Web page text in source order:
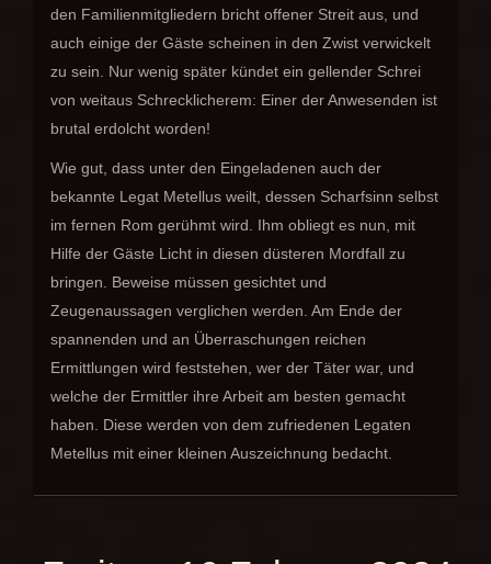
den Familienmitgliedern bricht offener Streit aus, und
auch einige der Gäste scheinen in den Zwist verwickelt
zu sein. Nur wenig später kündet ein gellender Schrei
von weitaus Schrecklicherem: Einer der Anwesenden ist
brutal erdolcht worden!
Wie gut, dass unter den Eingeladenen auch der
bekannte Legat Metellus weilt, dessen Scharfsinn selbst
im fernen Rom gerühmt wird. Ihm obliegt es nun, mit
Hilfe der Gäste Licht in diesen düsteren Mordfall zu
bringen. Beweise müssen gesichtet und
Zeugenaussagen verglichen werden. Am Ende der
spannenden und an Überraschungen reichen
Ermittlungen wird feststehen, wer der Täter war, und
welche der Ermittler ihre Arbeit am besten gemacht
haben. Diese werden von dem zufriedenen Legaten
Metellus mit einer kleinen Auszeichnung bedacht.